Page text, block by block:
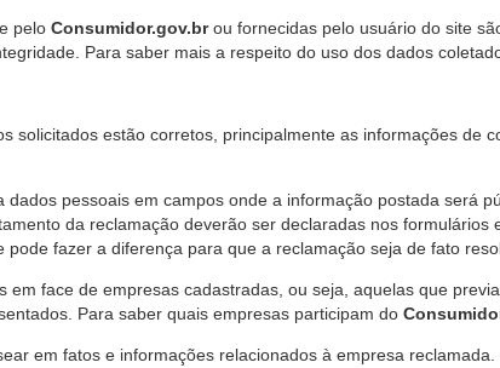
pelo Consumidor.gov.brou fornecidas pelo usuário do site
Para saber mais a respeito do uso dos dados
solicitados estão corretos, principalmente as informações de
pessoais em campos onde a informação postada será
da reclamação deverão ser declaradas nos
fazer a diferença para que a reclamação seja de fato
em face de empresas cadastradas, ou seja, aquelas que
Para saber quais empresas participam do
em fatos e informações relacionados à empresa